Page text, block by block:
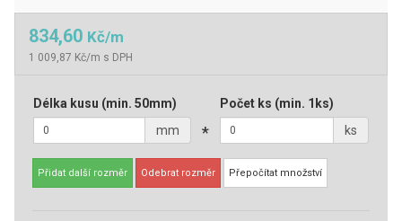
834,60 Kč/m
1 009,87 Kč/m s DPH
Délka kusu (min. 50mm)
mm
*
Počet ks (min. 1ks)
ks
Přidat další rozměr Odebrat rozměr Přepočítat množství